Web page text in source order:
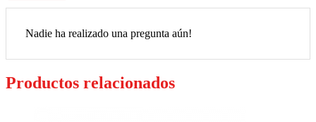
Nadie ha realizado una pregunta aún!
Productos relacionados